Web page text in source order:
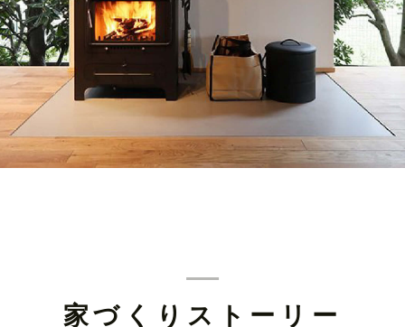
家づくりストーリー